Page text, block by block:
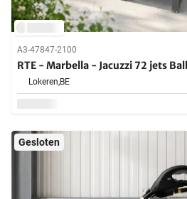
A3-47847-2100
RTE - Marbella - Jacuzzi 72 jets
Lokeren,BE
Gesloten